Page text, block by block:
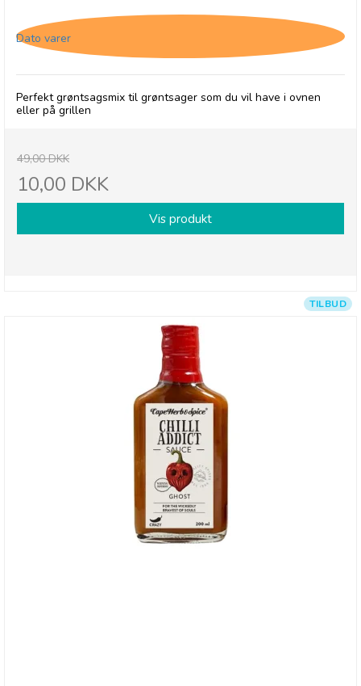
Dato varer
Perfekt grøntsagsmix til grøntsager som du vil have i ovnen
eller på grillen
49,00 DKK
10,00 DKK
Vis produkt
TILBUD